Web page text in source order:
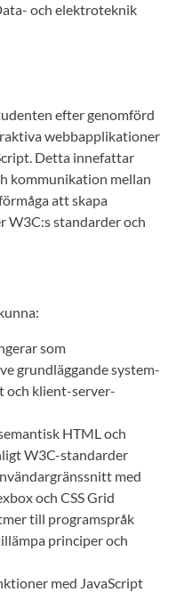
och elektroteknik
efter genomförd
webbapplikationer
Detta innefattar
kommunikation mellan
att skapa
W3C:s standarder och
som
grundläggande system-
och klient-server-
HTML och
W3C-standarder
med
och CSS Grid
till programspråk
principer och
med JavaScript